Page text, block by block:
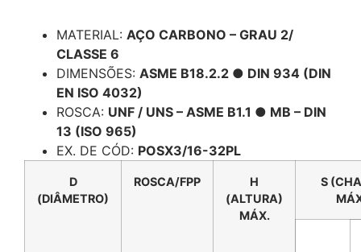
MATERIAL: AÇO CARBONO – GRAU 2/
CLASSE 6
DIMENSÕES: ASME B18.2.2 ● DIN 934 (DIN
EN ISO 4032)
ROSCA: UNF / UNS – ASME B1.1 ● MB – DIN
13 (ISO 965)
EX. DE CÓD: POSX3/16-32PL
D
(DIÂMETRO)
ROSCA/FPP
H
(ALTURA)
MÁX.
S